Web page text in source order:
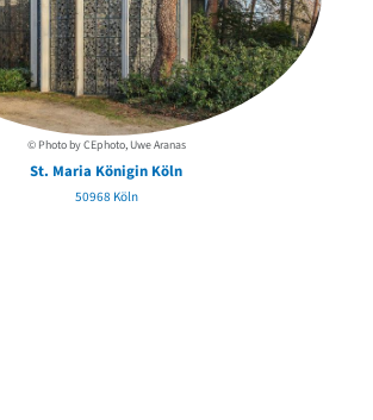
© Photo by CEphoto, Uwe Aranas
St. Maria Königin Köln
50968 Köln